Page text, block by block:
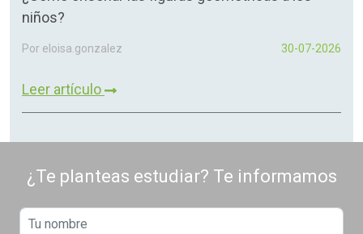
niños?
Por eloisa.gonzalez 30-07-2026
Leer artículo
¿Te planteas estudiar? Te informamos